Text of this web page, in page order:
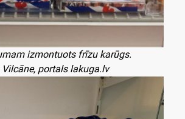
izmontuots frīzu karūgs.
portals lakuga.lv